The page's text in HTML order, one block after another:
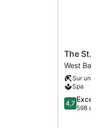
The
St.
Regis
Doha
West
Bay
The St.
West Bay
Sur une
Spa
4.7
sur
4,7
598